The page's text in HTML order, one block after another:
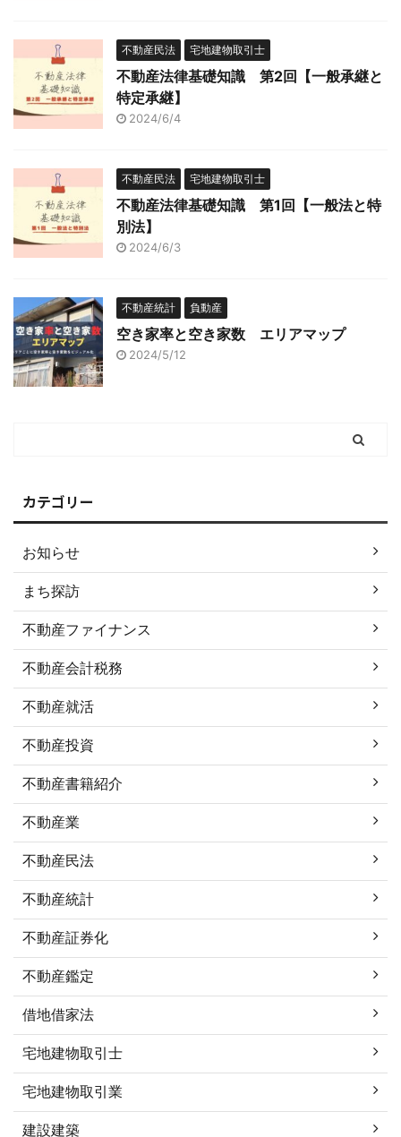
不動産民法 宅地建物取引士
不動産法律基礎知識 第2回【一般承継と
特定承継】
2024/6/4
不動産民法 宅地建物取引士
不動産法律基礎知識 第1回【一般法と特
別法】
2024/6/3
不動産統計 負動産
空き家率と空き家数 エリアマップ
2024/5/12
カテゴリー
お知らせ
まち探訪
不動産ファイナンス
不動産会計税務
不動産就活
不動産投資
不動産書籍紹介
不動産業
不動産民法
不動産統計
不動産証券化
不動産鑑定
借地借家法
宅地建物取引士
宅地建物取引業
建設建築